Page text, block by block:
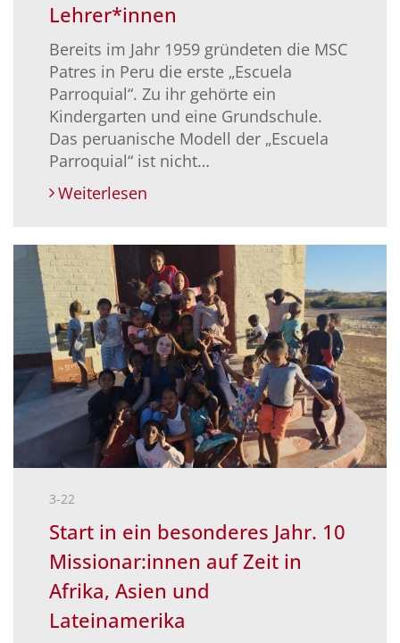
Lehrer*innen
Bereits im Jahr 1959 gründeten die MSC
Patres in Peru die erste „Escuela
Parroquial“. Zu ihr gehörte ein
Kindergarten und eine Grundschule.
Das peruanische Modell der „Escuela
Parroquial“ ist nicht…
Weiterlesen
3-22
Start in ein besonderes Jahr. 10
Missionar:innen auf Zeit in
Afrika, Asien und
Lateinamerika